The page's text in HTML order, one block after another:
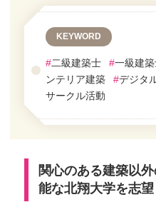
KEYWORD
#二級建築士 #一級建
ンテリア建築
#デジタ
サークル活動
関心のある建築以
能な北翔大学を志望